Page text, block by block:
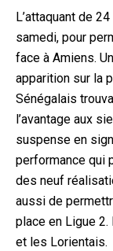
L’attaquant de
samedi, pour
face à Amiens.
apparition sur la
Sénégalais
l’avantage aux
suspense en
performance qui
des neuf
aussi de
place en Ligue 2.
et les Lorientais.